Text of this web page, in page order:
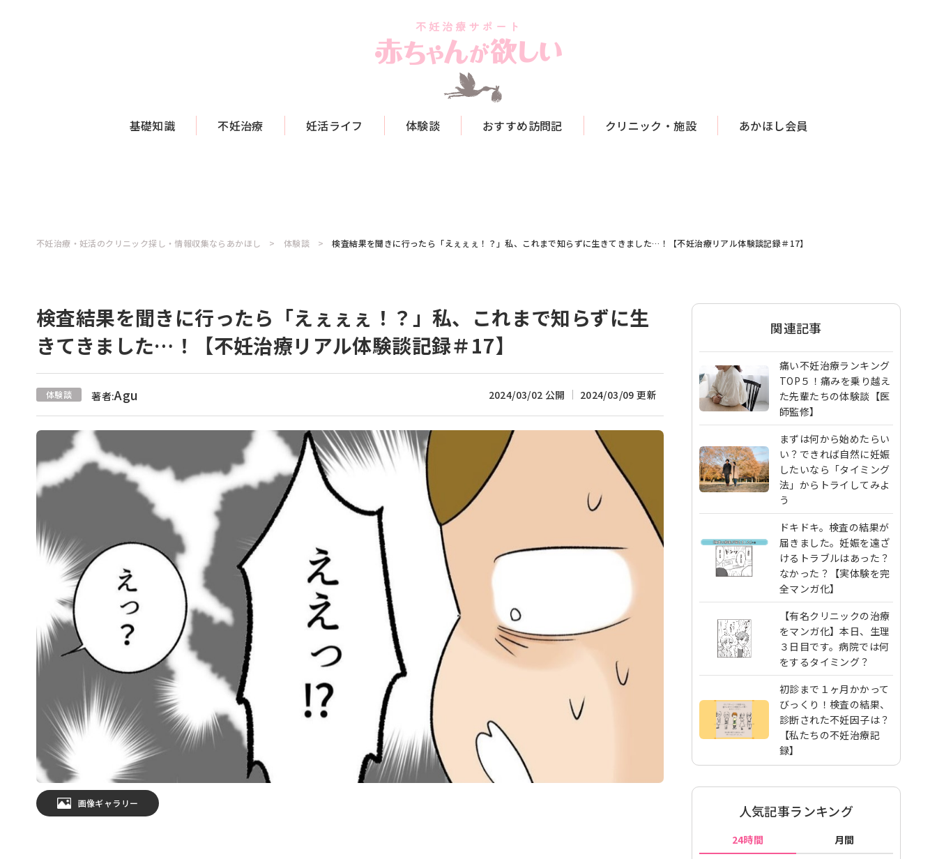
基礎知識 不妊治療 妊活ライフ 体験談 おすすめ訪問記 クリニック・施設 あかほし会員
不妊治療・妊活のクリニック探し・情報収集ならあかほし 体験談 検査結果を聞きに行ったら「えぇぇぇ！？」私、これまで知らずに生きてきました…！【不妊治療リアル体験談記録＃17】
検査結果を聞きに行ったら「えぇぇぇ！？」私、これまで知らずに生
きてきました…！【不妊治療リアル体験談記録＃17】
体験談 著者:Agu 2024/03/02 公開 2024/03/09 更新
画像ギャラリー
関連記事
痛い不妊治療ランキング
TOP５！痛みを乗り越え
た先輩たちの体験談【医
師監修】
まずは何から始めたらい
い？できれば自然に妊娠
したいなら「タイミング
法」からトライしてみよ
う
ドキドキ。検査の結果が
届きました。妊娠を遠ざ
けるトラブルはあった？
なかった？【実体験を完
全マンガ化】
【有名クリニックの治療
をマンガ化】本日、生理
３日目です。病院では何
をするタイミング？
初診まで１ヶ月かかって
びっくり！検査の結果、
診断された不妊因子は？
【私たちの不妊治療記
録】
人気記事ランキング
24時間 月間